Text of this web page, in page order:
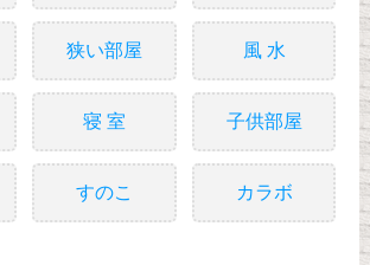
狭い部屋 風 水
寝 室 子供部屋
すのこ カラボ